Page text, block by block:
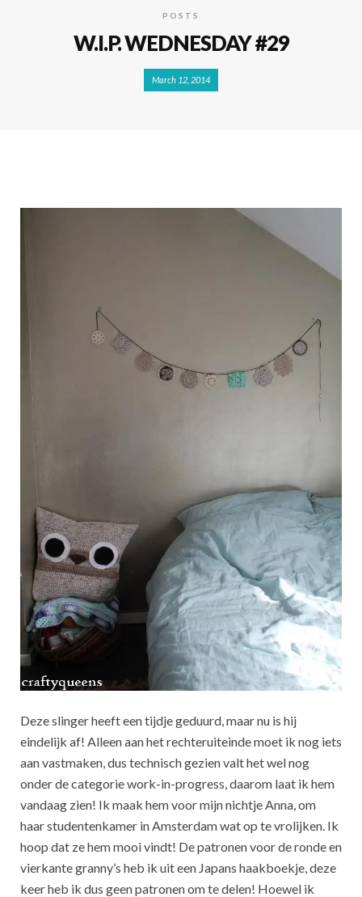
POSTS
W.I.P. WEDNESDAY #29
March 12, 2014
Deze slinger heeft een tijdje geduurd, maar nu is hij
eindelijk af! Alleen aan het rechteruiteinde moet ik nog iets
aan vastmaken, dus technisch gezien valt het wel nog
onder de categorie work-in-progress, daarom laat ik hem
vandaag zien! Ik maak hem voor mijn nichtje Anna, om
haar studentenkamer in Amsterdam wat op te vrolijken. Ik
hoop dat ze hem mooi vindt! De patronen voor de ronde en
vierkante granny’s heb ik uit een Japans haakboekje, deze
keer heb ik dus geen patronen om te delen! Hoewel ik